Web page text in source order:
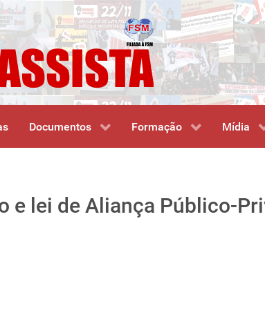
Documentos Formação Mídia
e lei de Aliança Público-